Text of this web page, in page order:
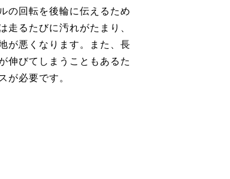
の回転を後輪に伝えるため
走るたびに汚れがたまり、
が悪くなります。また、長
伸びてしまうこともあるた
が必要です。